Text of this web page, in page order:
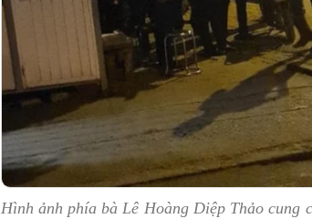
Hình ảnh phía bà Lê Hoàng Diệp Thảo cung